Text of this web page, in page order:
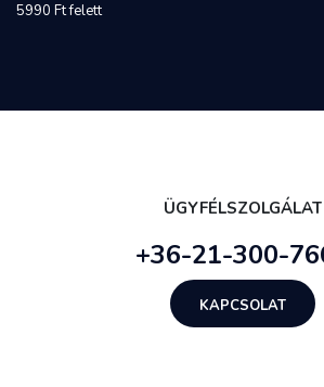
5990 Ft felett
ÜGYFÉLSZOLGÁLAT
+36-21-300-
KAPCSOLAT